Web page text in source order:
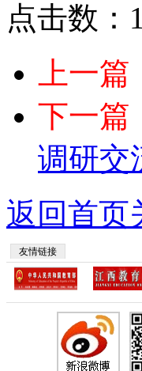
点击数：
上一篇
下一篇
调研交
返回首页
友情链接